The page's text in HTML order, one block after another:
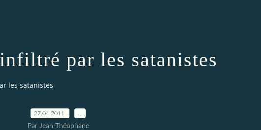
par les satanistes
les satanistes
27.04.2011
Par Jean-Théophane